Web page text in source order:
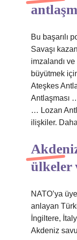
Bu başarılı
Savaşı
imzalandı
büyütmek
Ateşkes
Antlaşması
… Lozan
ilişkiler.
ülkeler
NATO’ya
anlayan
İngiltere,
Akdeniz